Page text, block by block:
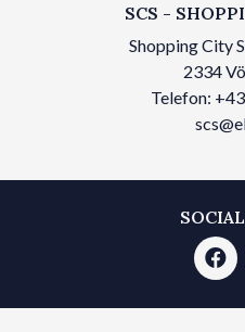
SCS -
Shopping City
2334
Telefon: